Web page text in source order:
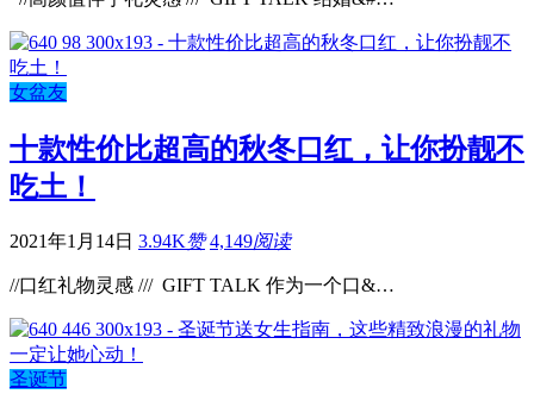
女盆友
十款性价比超高的秋冬口红，让你扮靓不
吃土！
2021年1月14日 3.94K赞 4,149阅读
//口红礼物灵感 /// GIFT TALK 作为一个口&…
圣诞节